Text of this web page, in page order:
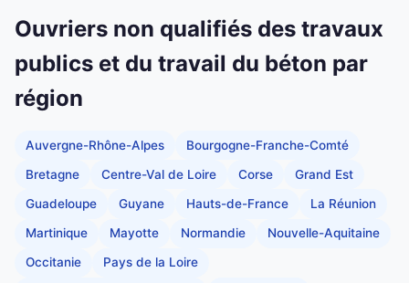
Ouvriers non qualifiés des travaux
publics et du travail du béton par
région
Auvergne-Rhône-Alpes Bourgogne-Franche-Comté
Bretagne Centre-Val de Loire Corse Grand Est
Guadeloupe Guyane Hauts-de-France La Réunion
Martinique Mayotte Normandie Nouvelle-Aquitaine
Occitanie Pays de la Loire